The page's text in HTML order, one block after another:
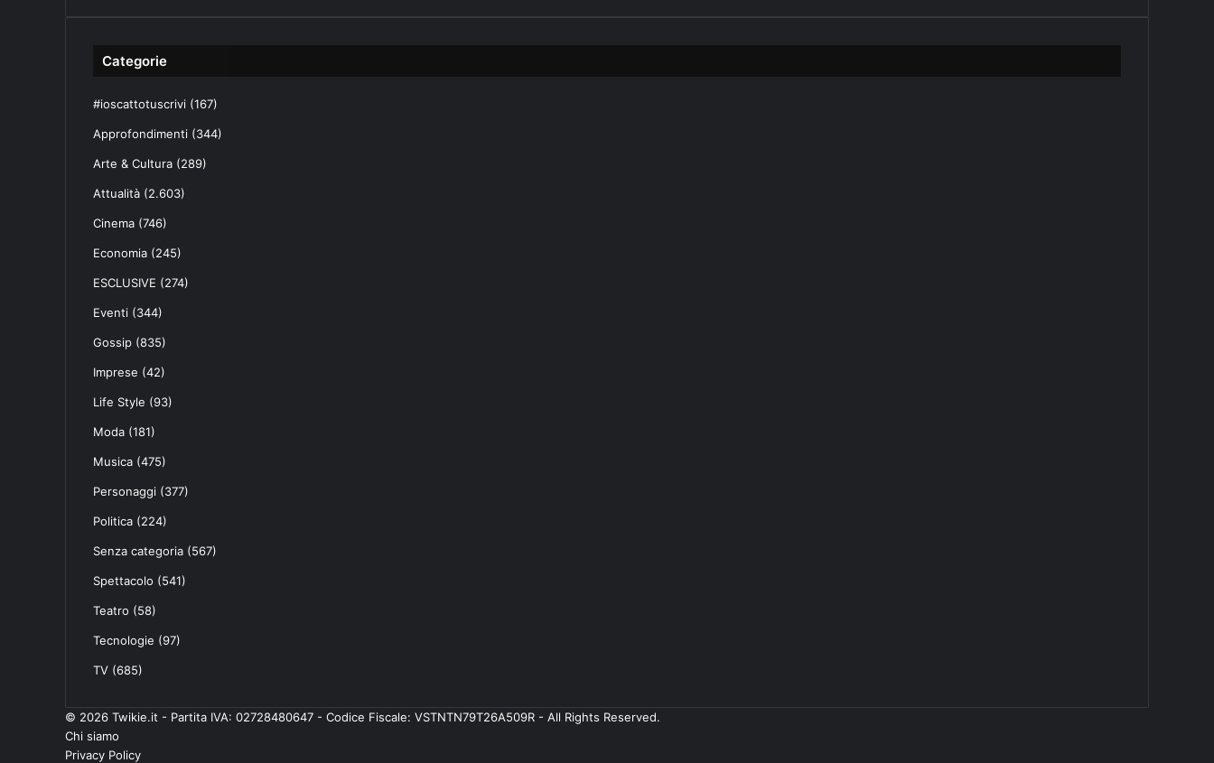
Categorie
#ioscattotuscrivi (167)
Approfondimenti (344)
Arte & Cultura (289)
Attualità (2.603)
Cinema (746)
Economia (245)
ESCLUSIVE (274)
Eventi (344)
Gossip (835)
Imprese (42)
Life Style (93)
Moda (181)
Musica (475)
Personaggi (377)
Politica (224)
Senza categoria (567)
Spettacolo (541)
Teatro (58)
Tecnologie (97)
TV (685)
© 2026 Twikie.it - Partita IVA: 02728480647 - Codice Fiscale: VSTNTN79T26A509R - All Rights Reserved.
Chi siamo
Privacy Policy